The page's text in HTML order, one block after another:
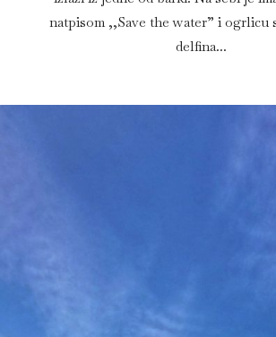
natpisom ,,Save the water” i ogrlicu
delfina...